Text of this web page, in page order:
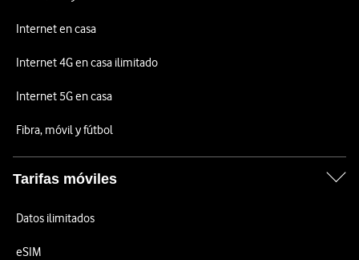
Internet en casa
Internet 4G en casa ilimitado
Internet 5G en casa
Fibra, móvil y fútbol
Tarifas móviles
Datos ilimitados
eSIM